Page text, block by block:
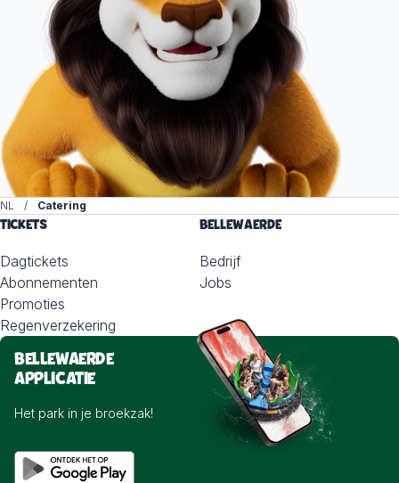
NL Catering
TICKETS
Dagtickets
Abonnementen
Promoties
Regenverzekering
BELLEWAERDE
Bedrijf
Jobs
BELLEWAERDE
APPLICATIE
Het park in je broekzak!